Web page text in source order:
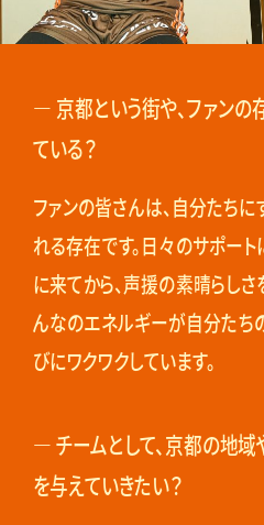
― 京都という街や、ファン
ている？
ファンの皆さんは、自分たちに
れる存在です。日々のサポー
に来てから、声援の素晴らし
んなのエネルギーが自分たち
びにワクワクしています。
― チームとして、京都の地
を与えていきたい？